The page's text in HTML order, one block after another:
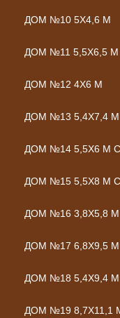
ДОМ №10 5Х4,6 М
ДОМ №11 5,5Х6,5
ДОМ №12 4Х6 М
ДОМ №13 5,4Х7,4
ДОМ №14 5,5Х6 М
ДОМ №15 5,5Х8 М
ДОМ №16 3,8Х5,8
ДОМ №17 6,8Х9,5 М
ДОМ №18 5,4Х9,4
ДОМ №19 8,7Х11,1